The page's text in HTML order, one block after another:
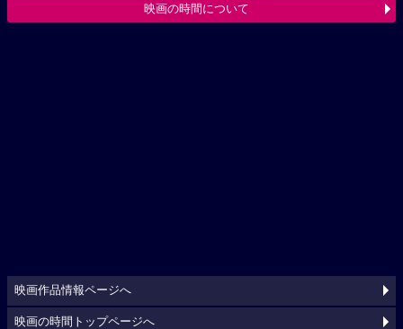
映画の時間について
映画作品情報ページへ
映画の時間トップページへ